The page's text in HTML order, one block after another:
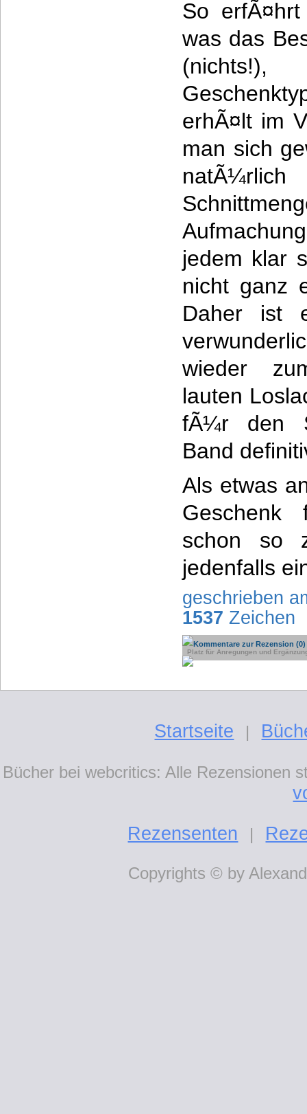
So
was das
erhÃ¤lt im
man sich
jedem klar
nicht ganz
Daher ist
wieder
lauten
fÃ¼r den
Band
Als etwas
Geschenk
schon so
jedenfalls
geschrieben
1537 Zeichen
Kommentare zur Rezension (0)
Platz für Anregungen und
Startseite |
Bücher bei webcritics: Alle Rezensionen
Rezensenten
|
Copyrights © by